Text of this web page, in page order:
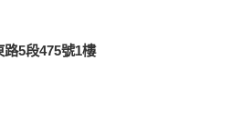
5段475號1樓